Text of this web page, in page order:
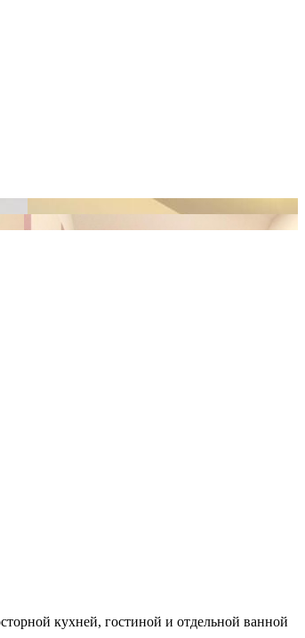
кухней, гостиной и отдельной ванной